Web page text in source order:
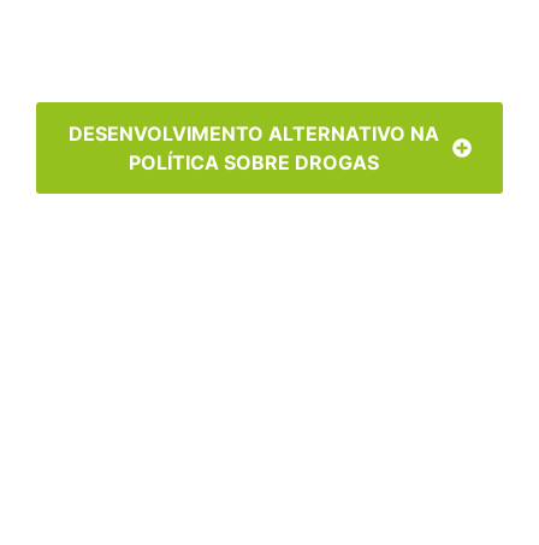
DESENVOLVIMENTO ALTERNATIVO NA
POLÍTICA SOBRE DROGAS